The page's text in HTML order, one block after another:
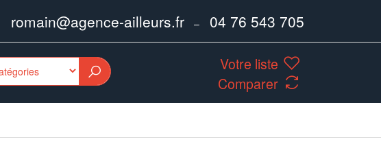
romain@agence-ailleurs.fr – 04 76 543 705
Votre liste
Comparer